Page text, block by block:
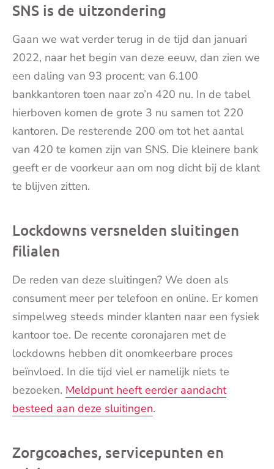
SNS is de uitzondering
Gaan we wat verder terug in de tijd dan januari
2022, naar het begin van deze eeuw, dan zien we
een daling van 93 procent: van 6.100
bankkantoren toen naar zo’n 420 nu. In de tabel
hierboven komen de grote 3 nu samen tot 220
kantoren. De resterende 200 om tot het aantal
van 420 te komen zijn van SNS. Die kleinere bank
geeft er de voorkeur aan om nog dicht bij de klant
te blijven zitten.
Lockdowns versnelden sluitingen
filialen
De reden van deze sluitingen? We doen als
consument meer per telefoon en online. Er komen
simpelweg steeds minder klanten naar een fysiek
kantoor toe. De recente coronajaren met de
lockdowns hebben dit onomkeerbare proces
beïnvloed. In die tijd viel er namelijk niets te
bezoeken. Meldpunt heeft eerder aandacht
besteed aan deze sluitingen.
Zorgcoaches, servicepunten en